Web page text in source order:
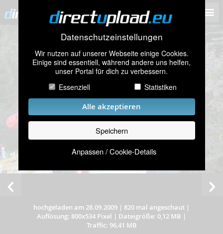
Datenschutzeinstellungen
Wir nutzen auf unserer Webseite einige Cookies.
Einige sind essentiell, während andere uns helfen,
unser Portal für dich zu verbessern.
Essenziell
Statistiken
Alle akzeptieren
Speichern
Anpassen / Cookie-Details
hochgeladen am 28.09.2009 | 820 mal angeschaut |
Auflösung: 800x534 Pixel | Dateigröße: 0,12 MB |
Traffic: 96,41 MB